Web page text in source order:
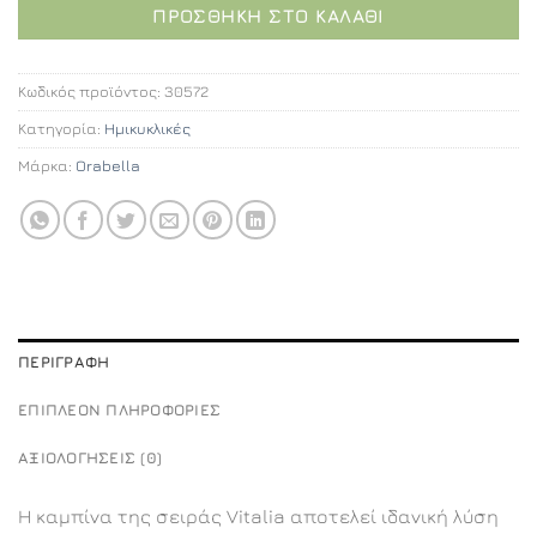
ΠΡΟΣΘΉΚΗ ΣΤΟ ΚΑΛΆΘΙ
Κωδικός προϊόντος: 30572
Κατηγορία: Ημικυκλικές
Μάρκα: Orabella
ΠΕΡΙΓΡΑΦΉ
ΕΠΙΠΛΈΟΝ ΠΛΗΡΟΦΟΡΊΕΣ
ΑΞΙΟΛΟΓΉΣΕΙΣ (0)
Η καμπίνα της σειράς Vitalia αποτελεί ιδανική λύση